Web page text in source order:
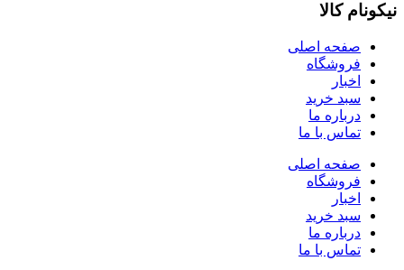
نیکونام کالا
صفحه اصلی
فروشگاه
اخبار
سبد خرید
درباره ما
تماس با ما
صفحه اصلی
فروشگاه
اخبار
سبد خرید
درباره ما
تماس با ما